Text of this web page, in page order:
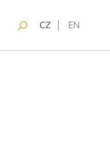
CZ EN